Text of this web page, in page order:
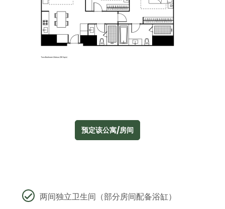
预定该公寓/房间
两间独立卫生间（部分房间配备浴缸）